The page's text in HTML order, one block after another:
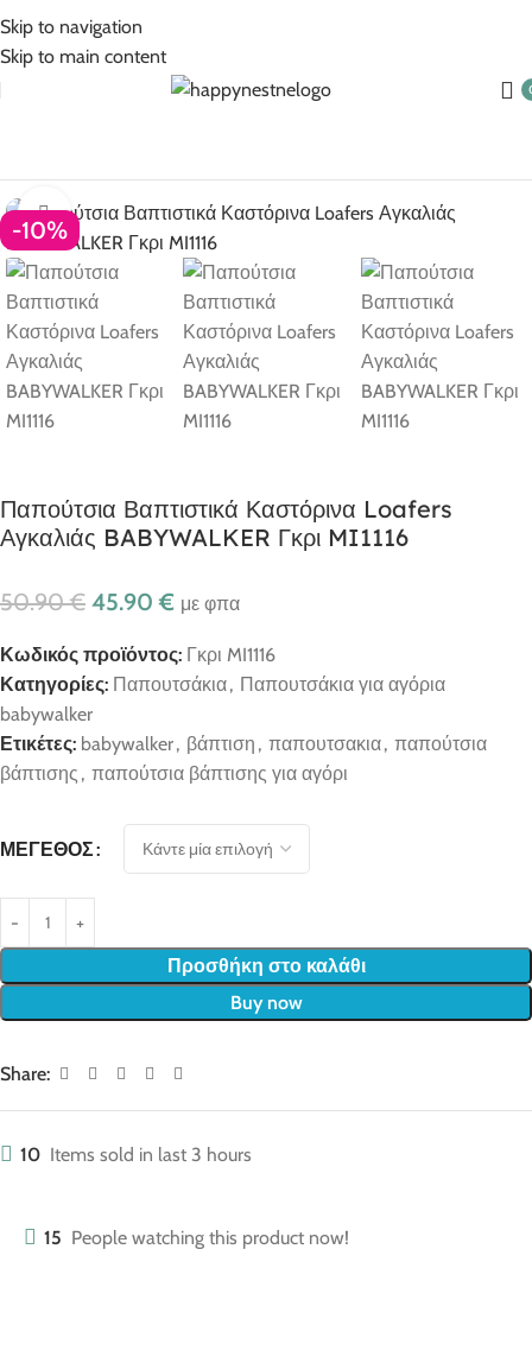
Skip to navigation
Skip to main content
-10%
Click to enlarge
Παπούτσια Βαπτιστικά Καστόρινα Loafers
Αγκαλιάς BABYWALKER Γκρι MI1116
50.90€ 45.90€ με φπα
Κωδικός προϊόντος: Γκρι MI1116
Κατηγορίες: Παπουτσάκια, Παπουτσάκια για αγόρια
babywalker
Ετικέτες: babywalker, βάπτιση , παπουτσακια, παπούτσια
βάπτισης , παπούτσια βάπτισης για αγόρι
ΜΈΓΕΘΟΣ
Προσθήκη στο καλάθι
Buy now
Share:
10 Items sold in last 3 hours
15 People watching this product now!
5% Επιπλέον έκπτωση για πληρωμές με κάρτα!